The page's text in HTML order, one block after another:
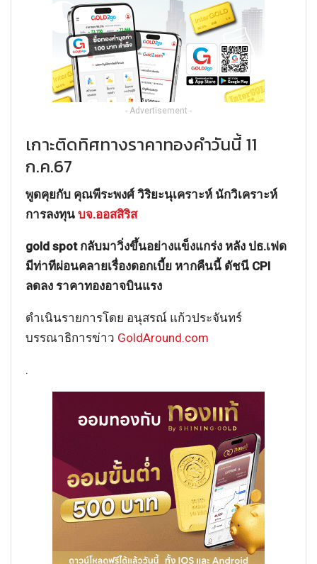
- Advertisement -
เกาะติดทิศทางราคาทองคำวันนี้ 11
ก.ค.67
พูดคุยกับ คุณพีระพงศ์ วิริยะนุเคราะห์ นักวิเคราะห์
การลงทุน บจ.ออสสิริส
gold spot กลับมาวิ่งขึ้นอย่างแข็งแกร่ง หลัง ปธ.เฟด
มีท่าทีผ่อนคลายเรื่องดอกเบี้ย หากคืนนี้ ดัชนี CPI
ลดลง ราคาทองอาจบินแรง
ดำเนินรายการโดย อนุสรณ์ แก้วประจันทร์
บรรณาธิการข่าว GoldAround.com
.